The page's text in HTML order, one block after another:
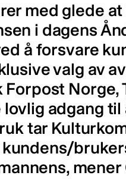
med glede
i dagens
å forsvare
valg av
Norge,
lovlig adgang
tar
kundens/
mener